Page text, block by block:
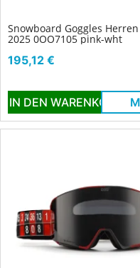
Snowboard Goggles
2025 0OO7105 pink-wht
Preis
195,12 €
IN DEN WARENKORB